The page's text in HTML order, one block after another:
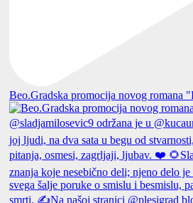
Beo.Gradska promocija novog romana